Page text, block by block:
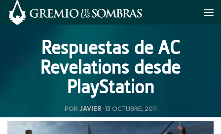
Saltar al contenido
Respuestas de AC
Revelations desde
PlayStation
POR JAVIER ·13 OCTUBRE, 2011